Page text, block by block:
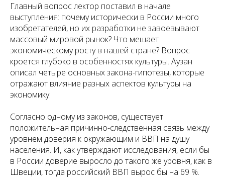
Главный вопрос лектор поставил в начале
выступления: почему исторически в России много
изобретателей, но их разработки не завоевывают
массовый мировой рынок? Что мешает
экономическому росту в нашей стране? Вопрос
кроется глубоко в особенностях культуры. Аузан
описал четыре основных закона-гипотезы, которые
отражают влияние разных аспектов культуры на
экономику.
Согласно одному из законов, существует
положительная причинно-следственная связь между
уровнем доверия к окружающим и ВВП на душу
населения. И, как утверждают исследования, если бы
в России доверие выросло до такого же уровня, как в
Швеции, тогда российский ВВП вырос бы на 69 %.